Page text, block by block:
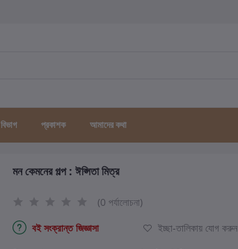
বিভাগ প্রকাশক আমাদের কথা
মন কেমনের গল্প : ঈপ্সিতা মিত্র
(0 পর্যালোচনা)
বই সংক্রান্ত জিজ্ঞাসা
ইচ্ছা-তালিকায় যোগ করুন